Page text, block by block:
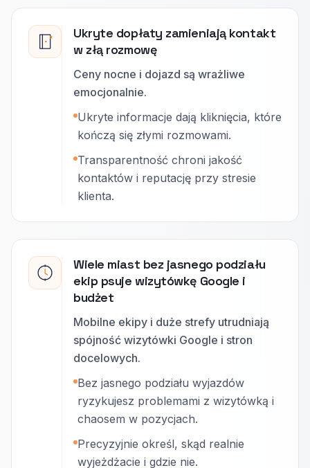
Ukryte dopłaty zamieniają kontakt
w złą rozmowę
Ceny nocne i dojazd są wrażliwe
emocjonalnie.
Ukryte informacje dają kliknięcia, które
kończą się złymi rozmowami.
Transparentność chroni jakość
kontaktów i reputację przy stresie
klienta.
Wiele miast bez jasnego podziału
ekip psuje wizytówkę Google i
budżet
Mobilne ekipy i duże strefy utrudniają
spójność wizytówki Google i stron
docelowych.
Bez jasnego podziału wyjazdów
ryzykujesz problemami z wizytówką i
chaosem w pozycjach.
Precyzyjnie określ, skąd realnie
wyjeżdżacie i gdzie nie.